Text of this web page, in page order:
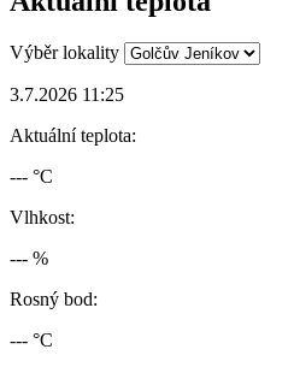
Výběr lokality
3.7.2026 11:25
Aktuální teplota:
--- °C
Vlhkost:
--- %
Rosný bod:
--- °C